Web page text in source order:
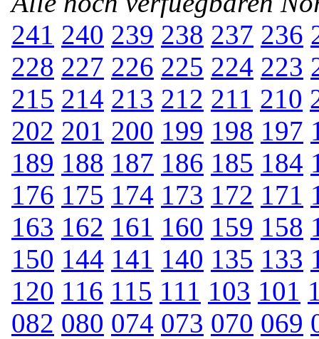
241 240 239 238 237 236
228 227 226 225 224 223
215 214 213 212 211 210
202 201 200 199 198 197
189 188 187 186 185 184
176 175 174 173 172 171
163 162 161 160 159 158
150 144 141 140 135 133
120 116 115 111 103 101
082 080 074 073 070 069